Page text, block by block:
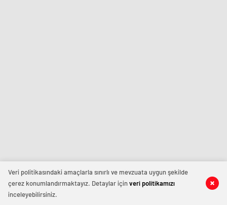
Veri politikasındaki amaçlarla sınırlı ve mevzuata uygun şekilde
çerez konumlandırmaktayız. Detaylar içinveri politikamızı
inceleyebilirsiniz.